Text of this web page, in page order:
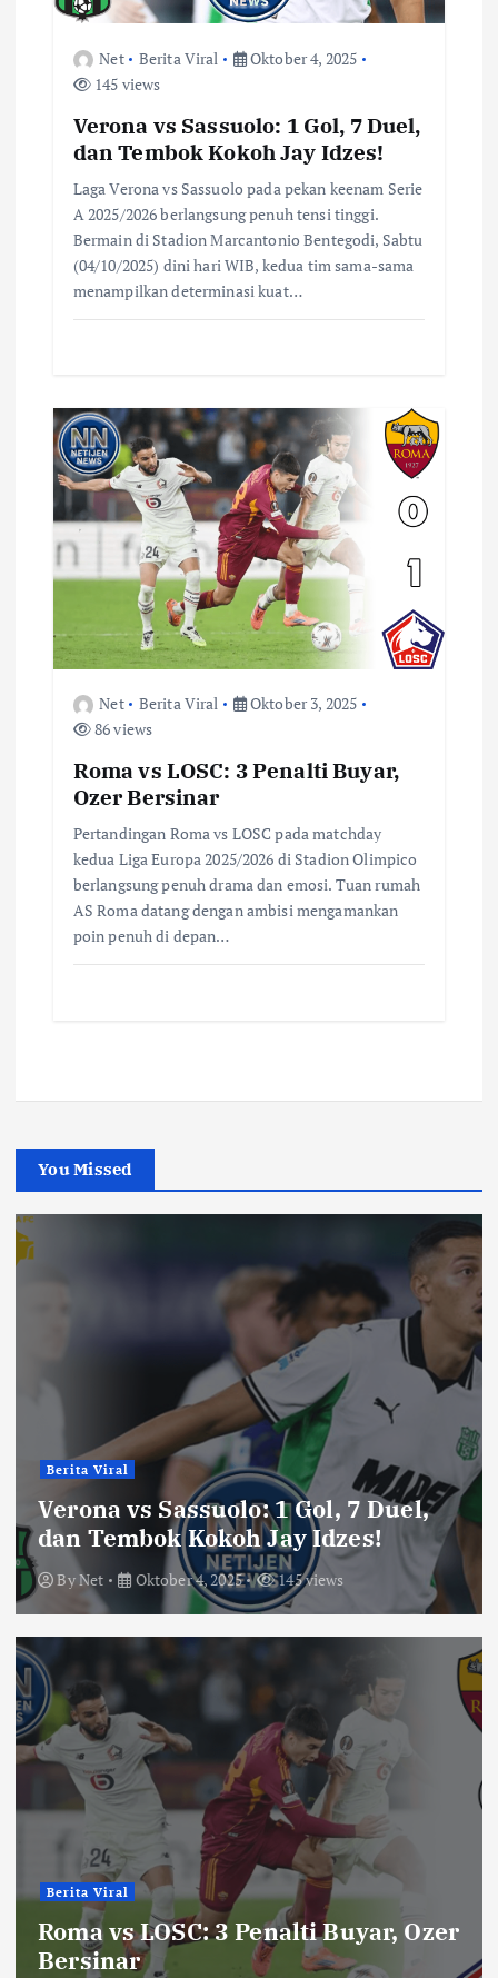
Net Berita Viral
Oktober 4, 2025
145 views
Verona vs Sassuolo: 1 Gol, 7 Duel,
dan Tembok Kokoh Jay Idzes!
Laga Verona vs Sassuolo pada pekan keenam Serie
A 2025/2026 berlangsung penuh tensi tinggi.
Bermain di Stadion Marcantonio Bentegodi, Sabtu
(04/10/2025) dini hari WIB, kedua tim sama-sama
menampilkan determinasi kuat…
Net Berita Viral
Oktober 3, 2025
86 views
Roma vs LOSC: 3 Penalti Buyar,
Ozer Bersinar
Pertandingan Roma vs LOSC pada matchday
kedua Liga Europa 2025/2026 di Stadion Olimpico
berlangsung penuh drama dan emosi. Tuan rumah
AS Roma datang dengan ambisi mengamankan
poin penuh di depan…
You Missed
Berita Viral
Verona vs Sassuolo: 1 Gol, 7 Duel,
dan Tembok Kokoh Jay Idzes!
ByNet Oktober 4, 2025 145 views
Berita Viral
Roma vs LOSC: 3 Penalti Buyar, Ozer
Bersinar